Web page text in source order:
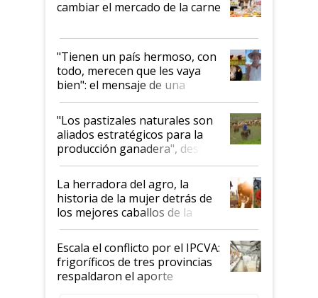
cambiar el mercado de la carne
"Tienen un país hermoso, con
todo, merecen que les vaya
bien": el mensaje de una
ganadera uruguaya sobre las
oportunidades que se abren
para el agro en Argentina, con
foco en la carne
"Los pastizales naturales son
aliados estratégicos para la
producción ganadera", destaca
la iniciativa que ya reúne a 46
establecimientos en Argentina
La herradora del agro, la
historia de la mujer detrás de
los mejores caballos de la
Argentina y los mitos que
todavía hacen sufrir a estos
animales: "Mientras me
descalificaban, yo seguí
haciendo currículum"
Escala el conflicto por el IPCVA:
frigoríficos de tres provincias
respaldaron el aporte